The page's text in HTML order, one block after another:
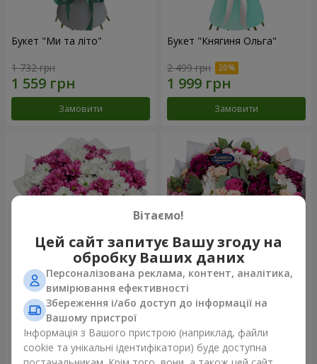
Букет "Ми та літо"
1 732 грн
Замовити
Букет "Княгиня Ольга"
2 499 грн
Замовити
Букет "Струни серця"
2 656 грн
Замовити
Букет "Все для тебе ...!"
Замовити
Вітаємо!
Цей сайт запитує Вашу згоду на
обробку Ваших даних
Персоналізована реклама, контент, аналітика,
вимірювання ефективності
Збереження і/або доступ до інформації на
Вашому пристрої
Інформація з Вашого пристрою (наприклад, файли
cookie та унікальні ідентифікатори) буде доступна